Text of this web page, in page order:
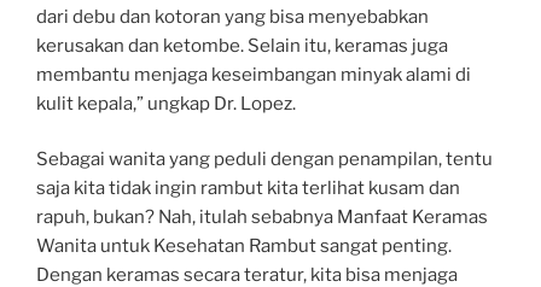
dari debu dan kotoran yang bisa menyebabkan
kerusakan dan ketombe. Selain itu, keramas juga
membantu menjaga keseimbangan minyak alami di
kulit kepala,” ungkap Dr. Lopez.
Sebagai wanita yang peduli dengan penampilan, tentu
saja kita tidak ingin rambut kita terlihat kusam dan
rapuh, bukan? Nah, itulah sebabnya Manfaat Keramas
Wanita untuk Kesehatan Rambut sangat penting.
Dengan keramas secara teratur, kita bisa menjaga